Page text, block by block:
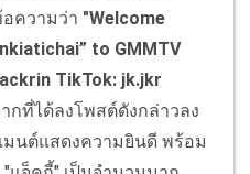
ความว่า "Welcome
to GMMTV
TikTok: jk.jkr
กที่ได้ลงโพสต์ดังกล่าวลง
มนต์แสดงความยินดี พร้อม